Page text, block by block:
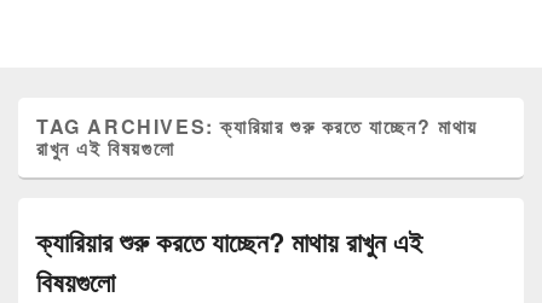
TAG ARCHIVES:ক্যারিয়ার শুরু করতে যাচ্ছেন? মাথায়
রাখুন এই বিষয়গুলো
ক্যারিয়ার শুরু করতে যাচ্ছেন? মাথায় রাখুন এই
বিষয়গুলো